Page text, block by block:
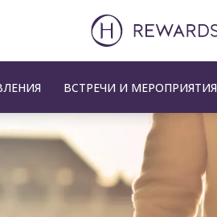
ВСТРЕЧИ И МЕРОПРИЯТИЯ